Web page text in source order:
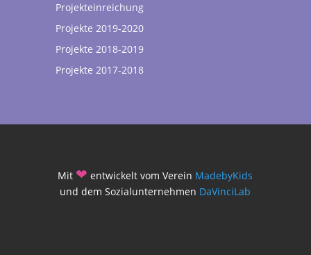
Projekteinreichung
Projekte 2019-2020
Projekte 2018-2019
Projekte 2017-2018
Mit ❤ entwickelt vom Verein MadebyKids
und dem Sozialunternehmen DaVinciLab